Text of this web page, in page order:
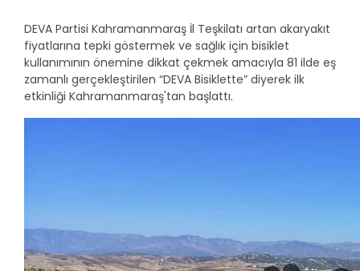
DEVA Partisi Kahramanmaraş İl Teşkilatı artan akaryakıt
fiyatlarına tepki göstermek ve sağlık için bisiklet
kullanımının önemine dikkat çekmek amacıyla 81 ilde eş
zamanlı gerçekleştirilen “DEVA Bisiklette” diyerek ilk
etkinliği Kahramanmaraş'tan başlattı.